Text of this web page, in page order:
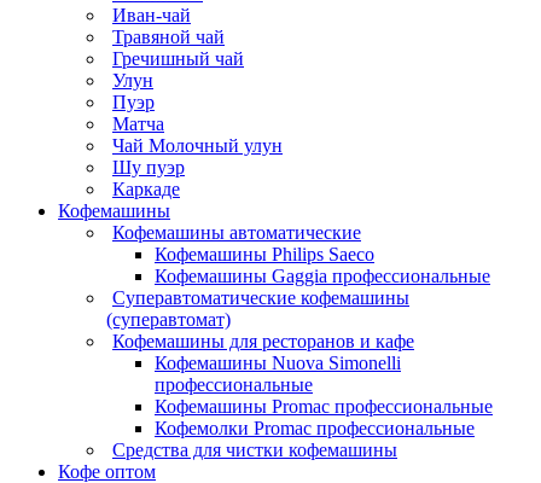
Иван-чай
Травяной чай
Гречишный чай
Улун
Пуэр
Матча
Чай Молочный улун
Шу пуэр
Каркаде
Кофемашины
Кофемашины автоматические
Кофемашины Philips Saeco
Кофемашины Gaggia профессиональные
Суперавтоматические кофемашины
(суперавтомат)
Кофемашины для ресторанов и кафе
Кофемашины Nuova Simonelli
профессиональные
Кофемашины Promac профессиональные
Кофемолки Promac профессиональные
Средства для чистки кофемашины
Кофе оптом